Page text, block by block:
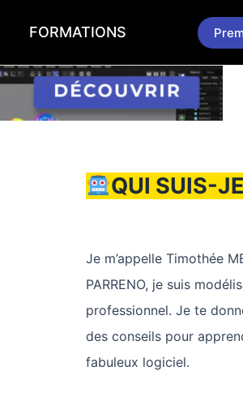
FORMATIONS
QUI SUIS-
Je m’appelle Timothée
PARRENO, je suis
professionnel. Je te
des conseils pour
fabuleux logiciel.